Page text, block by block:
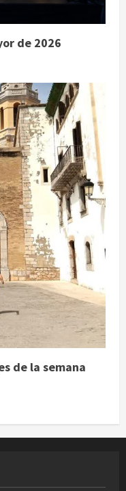
de 2026
de la semana